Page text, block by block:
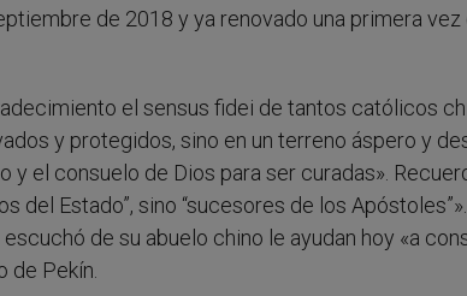
de 2018 y ya renovado una primera vez
el sensus fidei de tantos católicos
y protegidos, sino en un terreno áspero y
el consuelo de Dios para ser curadas».
del Estado”, sino “sucesores de los
de su abuelo chino le ayudan hoy «a
de Pekín.